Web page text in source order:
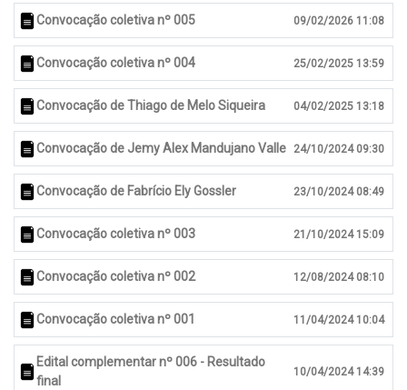
Convocação coletiva nº 005 09/02/2026 11:08
Convocação coletiva nº 004 25/02/2025 13:59
Convocação de Thiago de Melo Siqueira 04/02/2025 13:18
Convocação de Jemy Alex Mandujano Valle 24/10/2024 09:30
Convocação de Fabrício Ely Gossler 23/10/2024 08:49
Convocação coletiva nº 003 21/10/2024 15:09
Convocação coletiva nº 002 12/08/2024 08:10
Convocação coletiva nº 001 11/04/2024 10:04
Edital complementar nº 006 - Resultado
final
10/04/2024 14:39